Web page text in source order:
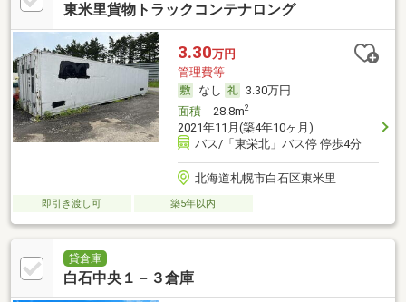
東米里貨物トラックコンテナロング
3.30万円
管理費等-
なし
3.30万円
面積28.8m2
2021年11月(築4年10ヶ月)
バス/「東栄北」バス停 停歩4分
北海道札幌市白石区東米里
即引き渡し可 築5年以内
貸倉庫
白石中央１－３倉庫